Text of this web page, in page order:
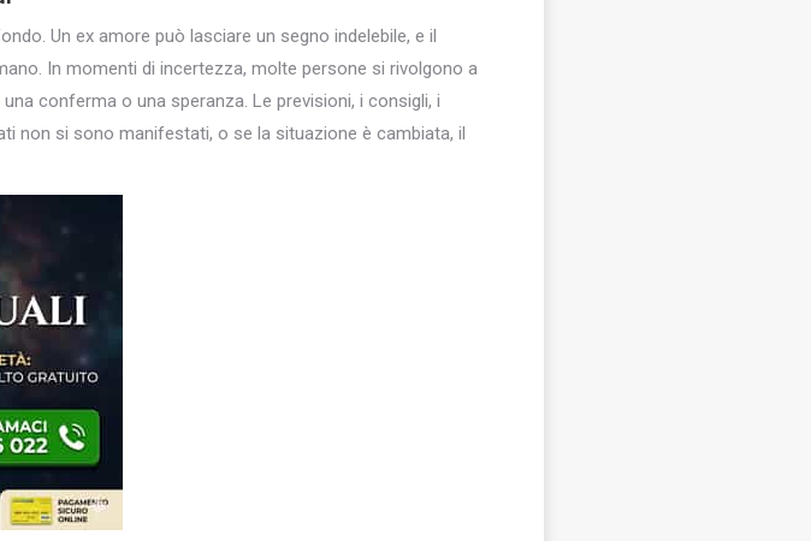
Un ex amore può lasciare un segno indelebile, e il
In momenti di incertezza, molte persone si rivolgono a
conferma o una speranza. Le previsioni, i consigli, i
non si sono manifestati, o se la situazione è cambiata, il